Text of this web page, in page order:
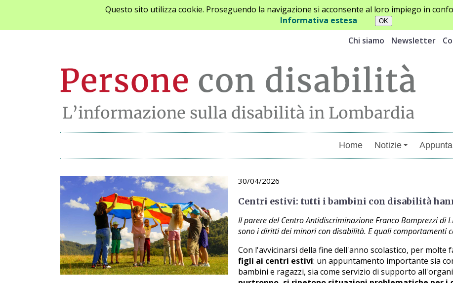
Questo sito utilizza cookie. Proseguendo la navigazione si acconsente al loro impiego in
Informativa estesa
Chi siamo
Newsletter
Home Notizie
Ultime notizie 30/04/2026
Centri estivi: tutti i bambini con disabilità
Il parere del Centro Antidiscriminazione Franco Bomprezzi di
sono i diritti dei minori con disabilità. E quali comportamenti
Con l'avvicinarsi della fine dell'anno scolastico, per molte
figli ai centri estivi: un appuntamento importante sia
bambini e ragazzi, sia come servizio di supporto